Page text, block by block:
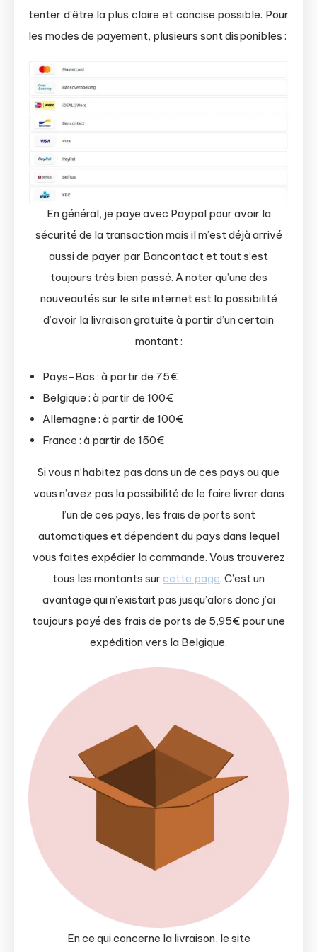
tenter d’être la plus claire et concise possible. Pour
les modes de payement, plusieurs sont disponibles :
En général, je paye avec Paypal pour avoir la
sécurité de la transaction mais il m’est déjà arrivé
aussi de payer par Bancontact et tout s’est
toujours très bien passé. A noter qu’une des
nouveautés sur le site internet est la possibilité
d’avoir la livraison gratuite à partir d’un certain
montant :
Pays-Bas : à partir de 75€
Belgique : à partir de 100€
Allemagne : à partir de 100€
France : à partir de 150€
Si vous n’habitez pas dans un de ces pays ou que
vous n’avez pas la possibilité de le faire livrer dans
l’un de ces pays, les frais de ports sont
automatiques et dépendent du pays dans lequel
vous faites expédier la commande. Vous trouverez
tous les montants sur cette page. C’est un
avantage qui n’existait pas jusqu’alors donc j’ai
toujours payé des frais de ports de 5,95€ pour une
expédition vers la Belgique.
En ce qui concerne la livraison, le site